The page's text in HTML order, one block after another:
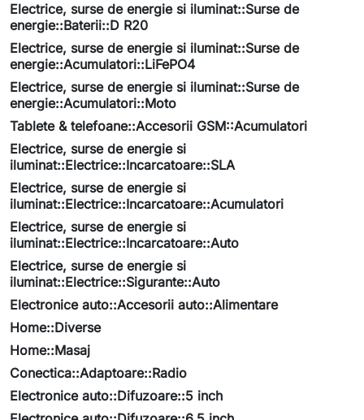
Electrice, surse de energie si iluminat::Surse de
energie::Baterii::D R20
Electrice, surse de energie si iluminat::Surse de
energie::Acumulatori::LiFePO4
Electrice, surse de energie si iluminat::Surse de
energie::Acumulatori::Moto
Tablete & telefoane::Accesorii GSM::Acumulatori
Electrice, surse de energie si
iluminat::Electrice::Incarcatoare::SLA
Electrice, surse de energie si
iluminat::Electrice::Incarcatoare::Acumulatori
Electrice, surse de energie si
iluminat::Electrice::Incarcatoare::Auto
Electrice, surse de energie si
iluminat::Electrice::Sigurante::Auto
Electronice auto::Accesorii auto::Alimentare
Home::Diverse
Home::Masaj
Conectica::Adaptoare::Radio
Electronice auto::Difuzoare::5 inch